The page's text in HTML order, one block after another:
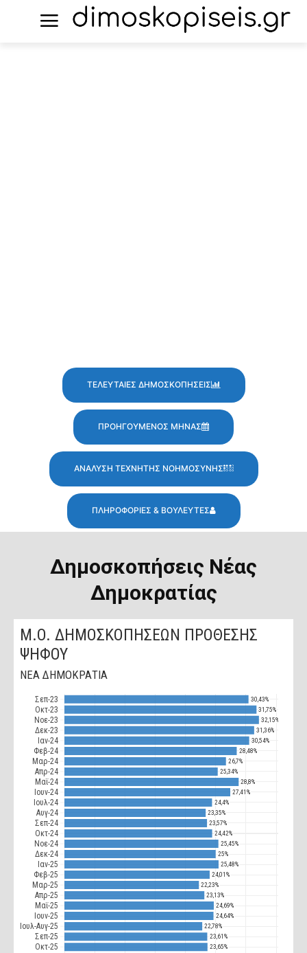
ΤΕΛΕΥΤΑΙΕΣ ΔΗΜΟΣΚΟΠΗΣΕΙΣ
ΠΡΟΗΓΟΥΜΕΝΟΣ ΜΗΝΑΣ
ΑΝΑΛΥΣΗ ΤΕΧΝΗΤΗΣ ΝΟΗΜΟΣΥΝΗΣ
ΠΛΗΡΟΦΟΡΙΕΣ & ΒΟΥΛΕΥΤΕΣ
Δημοσκοπήσεις Νέας
Δημοκρατίας